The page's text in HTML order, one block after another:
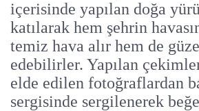
içerisinde yapılan doğa
katılarak hem şehrin
temiz hava alır hem de
edebilirler. Yapılan
elde edilen fotoğraflardan
sergisinde sergilenerek